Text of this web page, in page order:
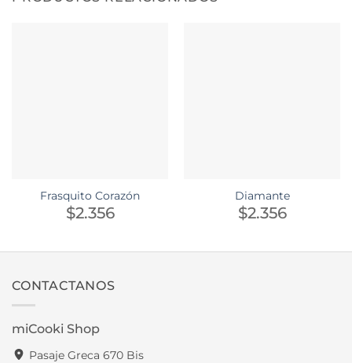
Frasquito Corazón
$2.356
Diamante
$2.356
CONTACTANOS
miCooki Shop
Pasaje Greca 670 Bis